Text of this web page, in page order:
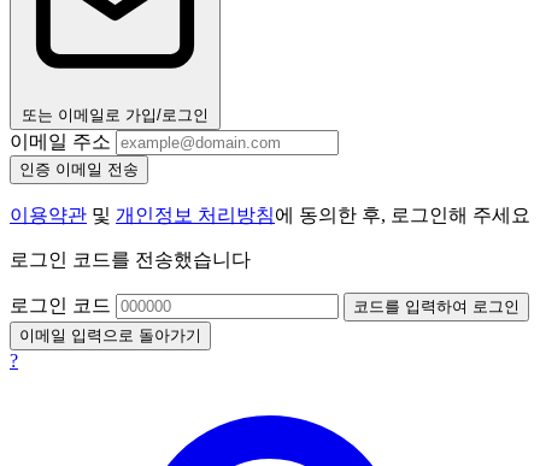
또는 이메일로 가입/로그인
이메일 주소
인증 이메일 전송
이용약관 및 개인정보 처리방침에 동의한 후, 로그인해 주세요
로그인 코드를 전송했습니다
로그인 코드
코드를 입력하여 로그인
이메일 입력으로 돌아가기
?